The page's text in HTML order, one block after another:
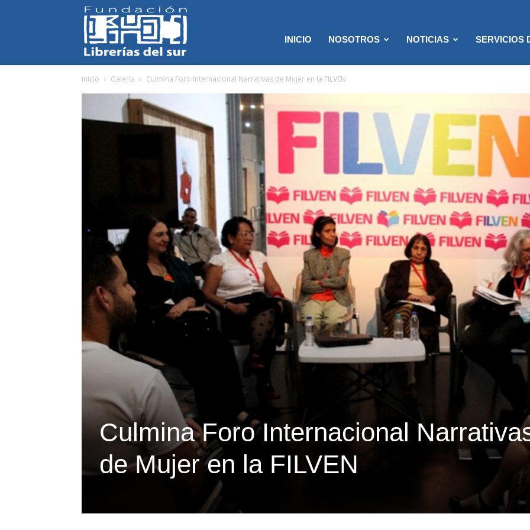
Librerías
Sur
INICIO NOSOTROS NOTICIAS SERVICIOS
Inicio Galeria Culmina Foro Internacional Narrativas de Mujer en la FILVEN
Culmina Foro Internacional
de Mujer en la FILVEN